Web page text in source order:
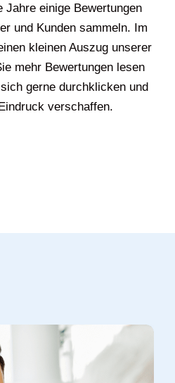
Jahre einige Bewertungen
und Kunden sammeln. Im
kleinen Auszug unserer
mehr Bewertungen lesen
gerne durchklicken und
verschaffen.